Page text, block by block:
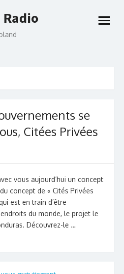
open
se
Citées Privées
vous aujourd’hui un concept
concept de « Cités Privées
est en train d’être
du monde, le projet le
Découvrez-le …